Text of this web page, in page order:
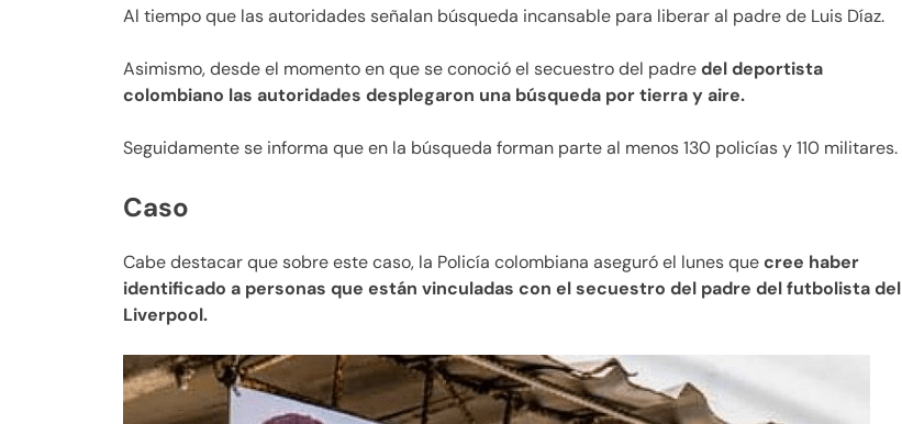
Al tiempo que las autoridades señalan búsqueda incansable para liberar al padre de Luis Díaz.
Asimismo, desde el momento en que se conoció el secuestro del padredel deportista
colombiano las autoridades desplegaron una búsqueda por tierra y aire.
Seguidamente se informa que en la búsqueda forman parte al menos 130 policías y 110 militares.
Caso
Cabe destacar que sobre este caso, la Policía colombiana aseguró el lunes quecree haber
identificado a personas que están vinculadas con el secuestro del padre del futbolista del
Liverpool.